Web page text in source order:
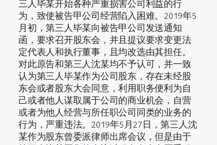
三人毕某开始各种严重损害公司利益的行
为，致使被告甲公司经营陷入困难。2019年5
月初，第三人毕某向被告甲公司发送通知
函，要求召开股东会，并且提议要求变更法
定代表人和执行董事，且均改选由其担任。
对此原告和第三人沈某均不予认可，并一致
认为第三人毕某作为公司股东，存在未经股
东会或者股东大会同意，利用职务便利为自
己或者他人谋取属于公司的商业机会，自营
或者为他人经营与所任职公司同类的业务的
行为，严重违法。2019年5月27日，第三人沈
某作为股东曾委派律师出席会议，但是由于